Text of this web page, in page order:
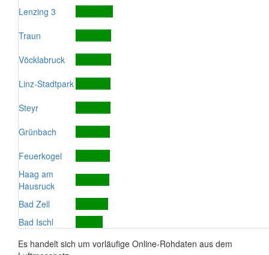
Lenzing 3
Traun
Vöcklabruck
Linz-Stadtpark
Steyr
Grünbach
Feuerkogel
Haag am
Hausruck
Bad Zell
Bad Ischl
Es handelt sich um vorläufige Online-Rohdaten aus dem